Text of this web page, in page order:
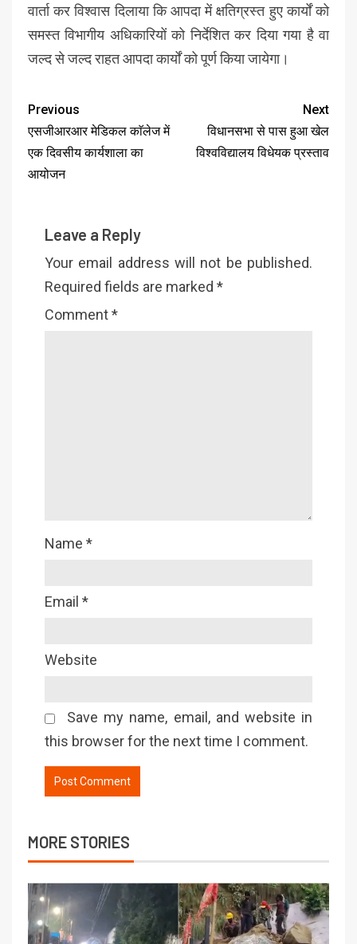
वार्ता कर विश्वास दिलाया कि आपदा में क्षतिग्रस्त हुए कार्यों को
समस्त विभागीय अधिकारियों को निर्देशित कर दिया गया है वा
जल्द से जल्द राहत आपदा कार्यों को पूर्ण किया जायेगा।
Previous
एसजीआरआर मेडिकल काॅलेज में
एक दिवसीय कार्यशाला का
आयोजन
Next
विधानसभा से पास हुआ खेल
विश्वविद्यालय विधेयक प्रस्ताव
Leave a Reply
Your email address will not be published.
Required fields are marked *
Comment*
Name *
Email *
Website
Save my name, email, and website in
this browser for the next time I comment.
MORE STORIES